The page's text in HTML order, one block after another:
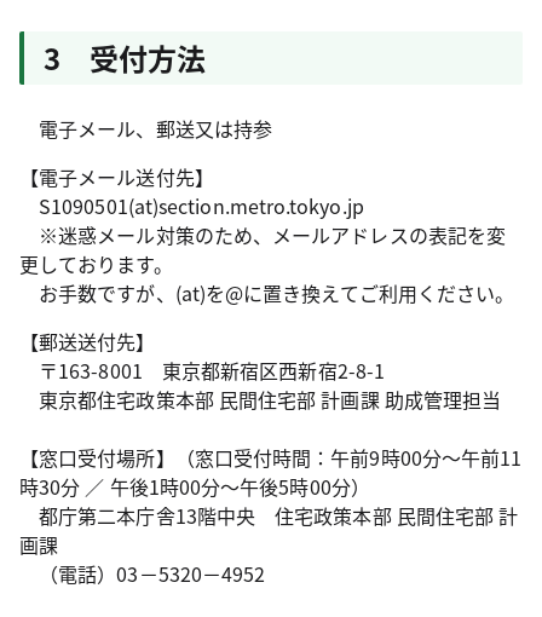
3 受付方法
電子メール、郵送又は持参
【電子メール送付先】
S1090501(at)section.metro.tokyo.jp
※迷惑メール対策のため、メールアドレスの表記を変
更しております。
お手数ですが、(at)を@に置き換えてご利用ください。
【郵送送付先】
〒163-8001 東京都新宿区西新宿2-8-1
東京都住宅政策本部 民間住宅部 計画課 助成管理担当
【窓口受付場所】（窓口受付時間：午前9時00分～午前11
時30分 ／ 午後1時00分～午後5時00分）
都庁第二本庁舎13階中央 住宅政策本部 民間住宅部 計
画課
（電話）03－5320－4952